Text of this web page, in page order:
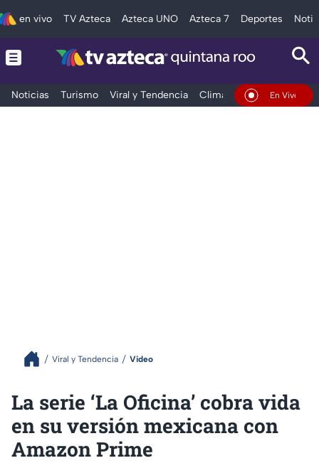
en vivo TV Azteca Azteca UNO Azteca 7 Deportes
Noticias Turismo Viral y Tendencia Clima Tráfico En Vivo
Viral y Tendencia Video
La serie ‘La Oficina’ cobra vida
en su versión mexicana con
Amazon Prime